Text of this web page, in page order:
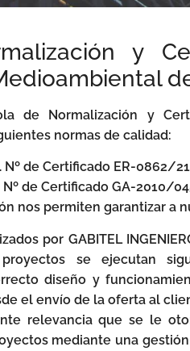
y
de Normalización y
normas de calidad:
Nº de Certificado ER-0862/
Nº de Certificado GA-2010/
nos permiten garantizar a
por GABITEL
se ejecutan
diseño y
el envío de la oferta al
relevancia que se le
mediante una